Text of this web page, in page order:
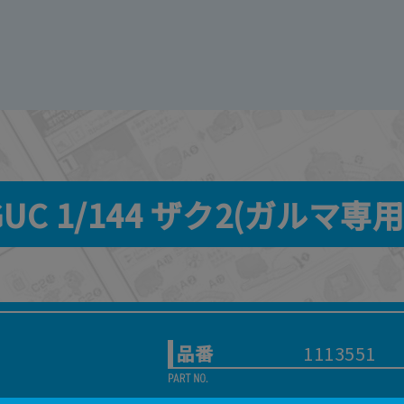
1/144 ザク2(ガルマ専
品番 1113551